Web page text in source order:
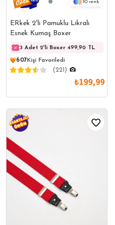
10
ERkek 2'li Pamuklu Likralı
Esnek Kumaş Boxer
3 Adet 2'li Boxer 499,90 TL
607 Kişi Favoriledi
(221)
₺199,99